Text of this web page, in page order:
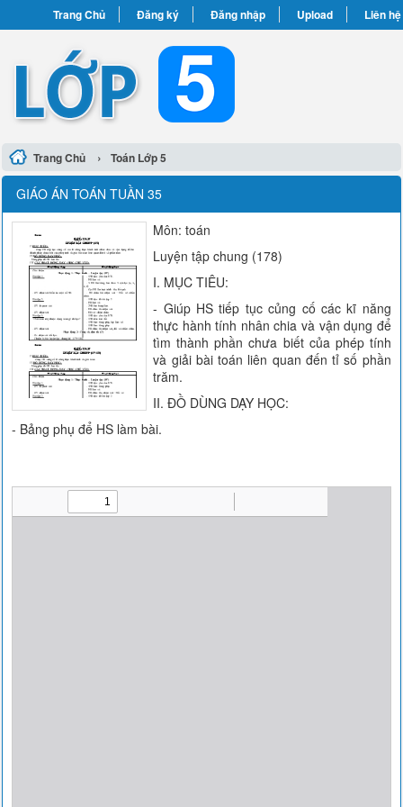
Trang Chủ Đăng ký Đăng nhập Upload Liên hệ
Trang Chủ › Toán Lớp 5
GIÁO ÁN TOÁN TUẦN 35
Môn: toán
Luyện tập chung (178)
I. MỤC TIÊU:
- Giúp HS tiếp tục củng cố các kĩ năng
thực hành tính nhân chia và vận dụng để
tìm thành phần chưa biết của phép tính
và giải bài toán liên quan đến tỉ số phần
trăm.
II. ĐỒ DÙNG DẠY HỌC:
- Bảng phụ để HS làm bài.